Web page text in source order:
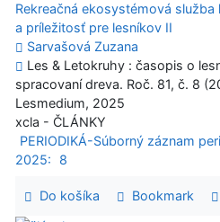
Rekreačná ekosystémová
a príležitosť pre lesníkov II
Sarvašová Zuzana
Les & Letokruhy : časopis o
spracovaní dreva. Roč. 81, č. 8
Lesmedium, 2025
xcla - ČLÁNKY
PERIODIKÁ-Súborný záznam
2025:
8
Do košíka Bookmark